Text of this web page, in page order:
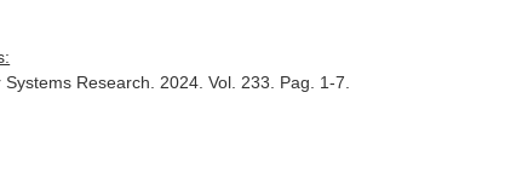
Systems Research . 2024. Vol. 233. Pag. 1-7.